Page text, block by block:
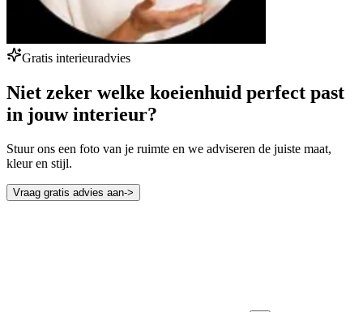
Gratis interieuradvies
Niet zeker welke koeienhuid perfect past
in jouw interieur?
Stuur ons een foto van je ruimte en we adviseren de juiste maat,
kleur en stijl.
Vraag gratis advies aan->